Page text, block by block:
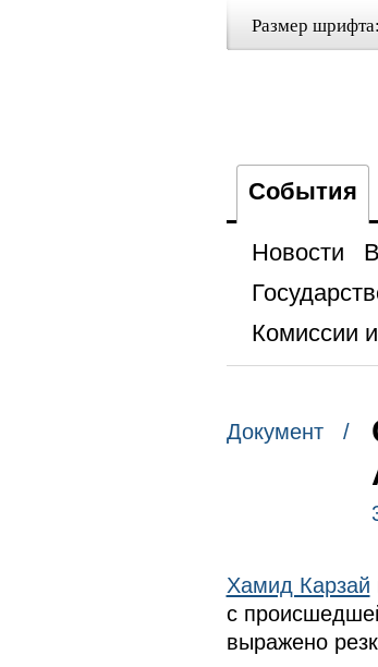
Размер шрифта:
События
Новости
Комиссии
Документ /
Хамид Карзай
с
выражено